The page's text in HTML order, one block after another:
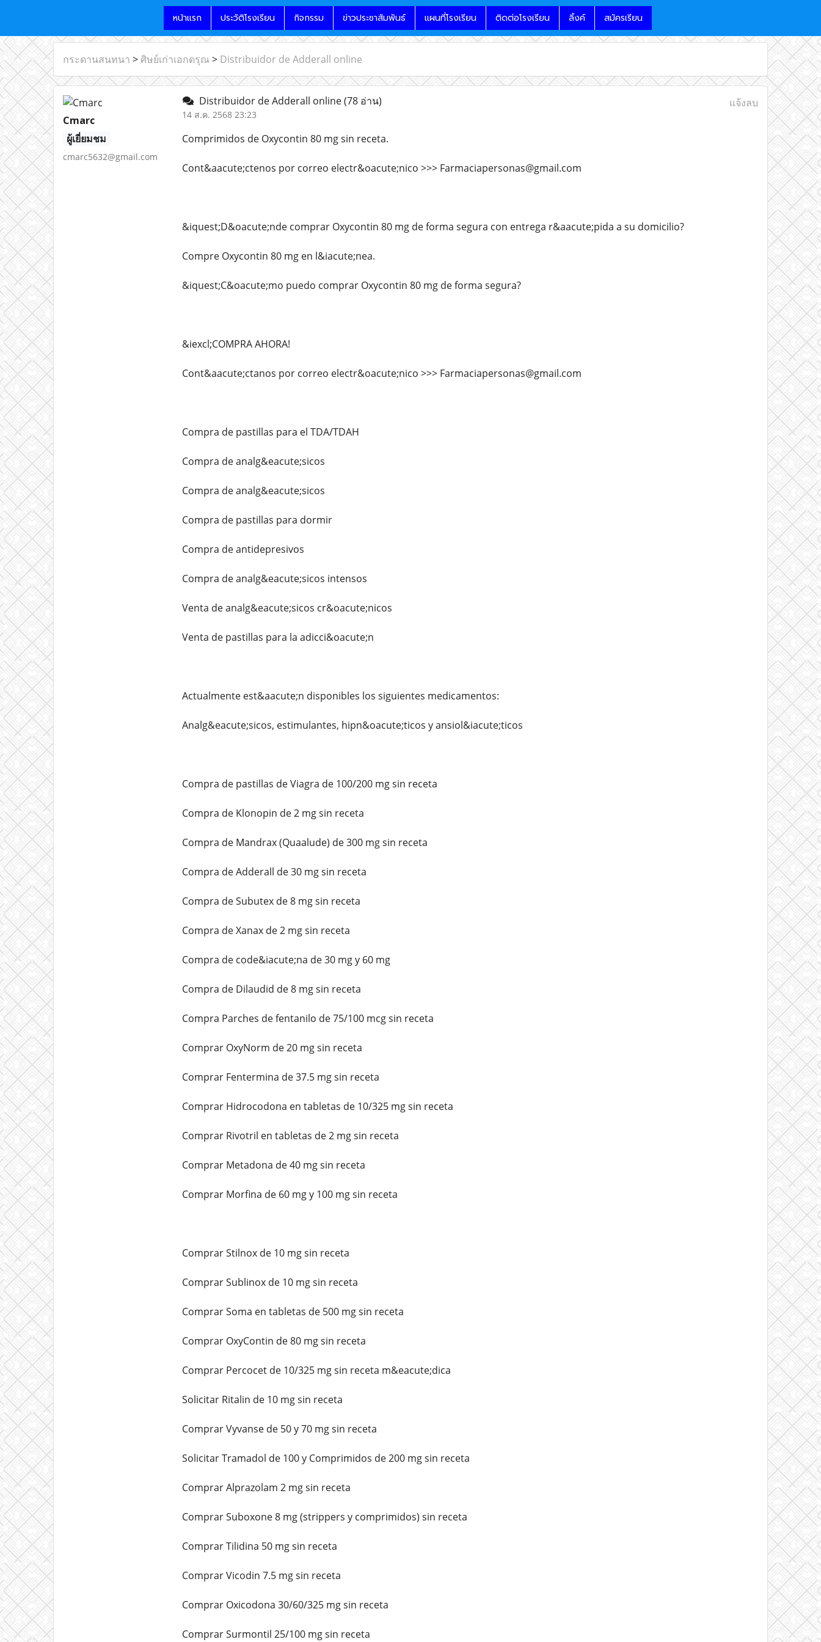
หน้าแรก ประวัติโรงเรียน กิจกรรม ข่าวประชาสัมพันธ์ แผนที่โรงเรียน ติดต่อโรงเรียน ลิ้งค์ สมัครเรียน
กระดานสนทนา > ศิษย์เก่าเอกดรุณ > Distribuidor de Adderall online
Cmarc
ผู้เยี่ยมชม
cmarc5632@gmail.com
Distribuidor de Adderall online(78 อ่าน)
14 ส.ค. 2568 23:23
แจ้งลบ
Comprimidos de Oxycontin 80 mg sin receta.
Cont&aacute;ctenos por correo electr&oacute;nico >>> Farmaciapersonas@gmail.com
&iquest;D&oacute;nde comprar Oxycontin 80 mg de forma segura con entrega r&aacute;pida a su domicilio?
Compre Oxycontin 80 mg en l&iacute;nea.
&iquest;C&oacute;mo puedo comprar Oxycontin 80 mg de forma segura?
&iexcl;COMPRA AHORA!
Cont&aacute;ctanos por correo electr&oacute;nico >>> Farmaciapersonas@gmail.com
Compra de pastillas para el TDA/TDAH
Compra de analg&eacute;sicos
Compra de analg&eacute;sicos
Compra de pastillas para dormir
Compra de antidepresivos
Compra de analg&eacute;sicos intensos
Venta de analg&eacute;sicos cr&oacute;nicos
Venta de pastillas para la adicci&oacute;n
Actualmente est&aacute;n disponibles los siguientes medicamentos:
Analg&eacute;sicos, estimulantes, hipn&oacute;ticos y ansiol&iacute;ticos
Compra de pastillas de Viagra de 100/200 mg sin receta
Compra de Klonopin de 2 mg sin receta
Compra de Mandrax (Quaalude) de 300 mg sin receta
Compra de Adderall de 30 mg sin receta
Compra de Subutex de 8 mg sin receta
Compra de Xanax de 2 mg sin receta
Compra de code&iacute;na de 30 mg y 60 mg
Compra de Dilaudid de 8 mg sin receta
Compra Parches de fentanilo de 75/100 mcg sin receta
Comprar OxyNorm de 20 mg sin receta
Comprar Fentermina de 37.5 mg sin receta
Comprar Hidrocodona en tabletas de 10/325 mg sin receta
Comprar Rivotril en tabletas de 2 mg sin receta
Comprar Metadona de 40 mg sin receta
Comprar Morfina de 60 mg y 100 mg sin receta
Comprar Stilnox de 10 mg sin receta
Comprar Sublinox de 10 mg sin receta
Comprar Soma en tabletas de 500 mg sin receta
Comprar OxyContin de 80 mg sin receta
Comprar Percocet de 10/325 mg sin receta m&eacute;dica
Solicitar Ritalin de 10 mg sin receta
Comprar Vyvanse de 50 y 70 mg sin receta
Solicitar Tramadol de 100 y Comprimidos de 200 mg sin receta
Comprar Alprazolam 2 mg sin receta
Comprar Suboxone 8 mg (strippers y comprimidos) sin receta
Comprar Tilidina 50 mg sin receta
Comprar Vicodin 7.5 mg sin receta
Comprar Oxicodona 30/60/325 mg sin receta
Comprar Surmontil 25/100 mg sin receta